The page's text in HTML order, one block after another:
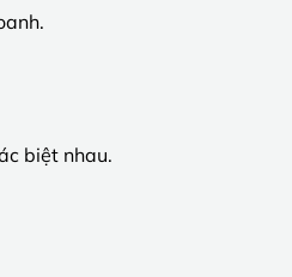
biệt nhau.